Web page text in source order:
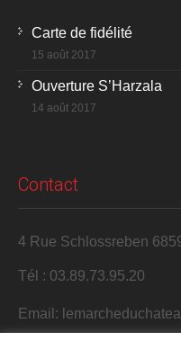
Carte de fidélité
15 août 2017
Ouverture S’Harzala
14 août 2017
Contact
4 Rue Schlossreben
Tél : 03.89.73.95.20
Email: